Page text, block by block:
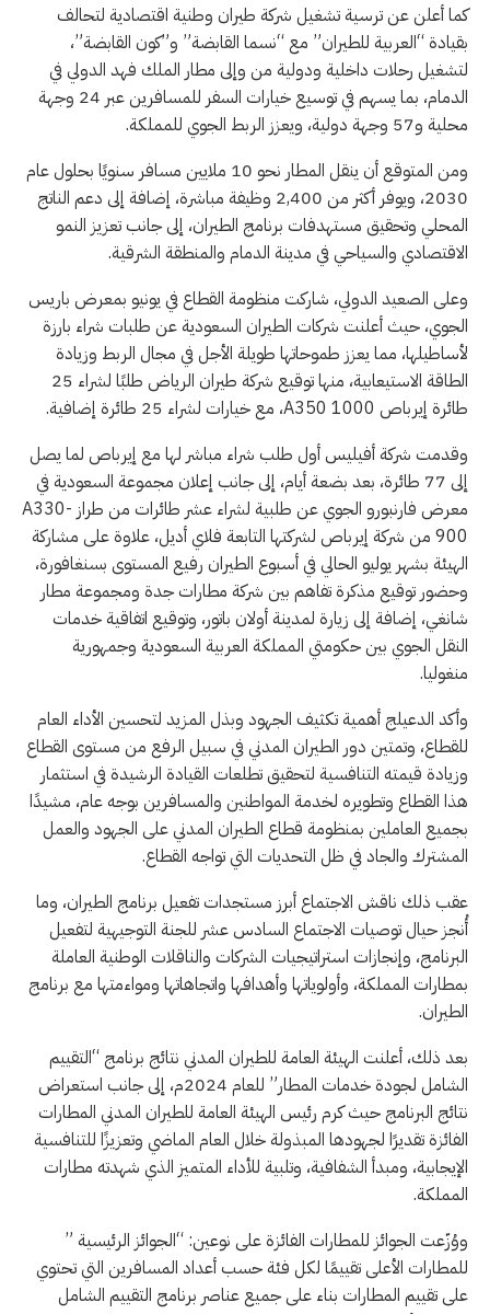
كما أعلن عن ترسية تشغيل شركة طيران وطنية اقتصادية لتحالف
بقيادة “العربية للطيران” مع “نسما القابضة” و”كون القابضة”،
لتشغيل رحلات داخلية ودولية من وإلى مطار الملك فهد الدولي في
الدمام، بما يسهم في توسيع خيارات السفر للمسافرين عبر 24 وجهة
محلية و57 وجهة دولية، ويعزز الربط الجوي للمملكة.
ومن المتوقع أن ينقل المطار نحو 10 ملايين مسافر سنويًا بحلول عام
2030، ويوفر أكثر من 2,400 وظيفة مباشرة، إضافة إلى دعم الناتج
المحلي وتحقيق مستهدفات برنامج الطيران، إلى جانب تعزيز النمو
الاقتصادي والسياحي في مدينة الدمام والمنطقة الشرقية.
وعلى الصعيد الدولي، شاركت منظومة القطاع في يونيو بمعرض باريس
الجوي، حيث أعلنت شركات الطيران السعودية عن طلبات شراء بارزة
لأساطيلها، مما يعزز طموحاتها طويلة الأجل في مجال الربط وزيادة
الطاقة الاستيعابية، منها توقيع شركة طيران الرياض طلبًا لشراء 25
طائرة إيرباص A350 1000، مع خيارات لشراء 25 طائرة إضافية.
وقدمت شركة أفيليس أول طلب شراء مباشر لها مع إيرباص لما يصل
إلى 77 طائرة، بعد بضعة أيام، إلى جانب إعلان مجموعة السعودية في
معرض فارنبورو الجوي عن طلبية لشراء عشر طائرات من طراز A330-
900 من شركة إيرباص لشركتها التابعة فلاي أديل، علاوة على مشاركة
الهيئة بشهر يوليو الحالي في أسبوع الطيران رفيع المستوى بسنغافورة،
وحضور توقيع مذكرة تفاهم بين شركة مطارات جدة ومجموعة مطار
شانغي، إضافة إلى زيارة لمدينة أولان باتور، وتوقيع اتفاقية خدمات
النقل الجوي بين حكومتي المملكة العربية السعودية وجمهورية
منغوليا.
وأكد الدعيلج أهمية تكثيف الجهود وبذل المزيد لتحسين الأداء العام
للقطاع، وتمتين دور الطيران المدني في سبيل الرفع من مستوى القطاع
وزيادة قيمته التنافسية لتحقيق تطلعات القيادة الرشيدة في استثمار
هذا القطاع وتطويره لخدمة المواطنين والمسافرين بوجه عام، مشيدًا
بجميع العاملين بمنظومة قطاع الطيران المدني على الجهود والعمل
المشترك والجاد في ظل التحديات التي تواجه القطاع.‏
‎عقب ذلك ناقش الاجتماع أبرز مستجدات تفعيل برنامج الطيران، وما
أُنجز حيال توصيات الاجتماع السادس عشر للجنة التوجيهية لتفعيل
البرنامج، وإنجازات استراتيجيات الشركات والناقلات الوطنية العاملة
بمطارات المملكة، وأولوياتها وأهدافها واتجاهاتها ومواءمتها مع برنامج
الطيران.
بعد ذلك، أعلنت الهيئة العامة للطيران المدني نتائج برنامج “التقييم
الشامل لجودة خدمات المطار” للعام 2024م، إلى جانب استعراض
نتائج البرنامج حيث كرم رئيس الهيئة العامة للطيران المدني المطارات
الفائزة تقديرًا لجهودها المبذولة خلال العام الماضي وتعزيزًا للتنافسية
الإيجابية، ومبدأ الشفافية، وتلبية للأداء المتميز الذي شهدته مطارات
المملكة.
ووُزّعت الجوائز للمطارات الفائزة على نوعين: “الجوائز الرئيسية ”
للمطارات الأعلى تقييمًا لكل فئة حسب أعداد المسافرين التي تحتوي
على تقييم المطارات بناء على جميع عناصر برنامج التقييم الشامل